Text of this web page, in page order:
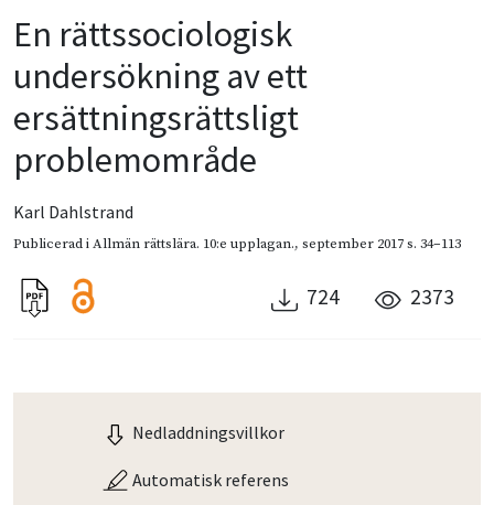
En rättssociologisk
undersökning av ett
ersättningsrättsligt
problemområde
Karl Dahlstrand
Publicerad iAllmän rättslära. 10:e upplagan., september 2017s. 34–113
724 2373
Nedladdningsvillkor
Automatisk referens